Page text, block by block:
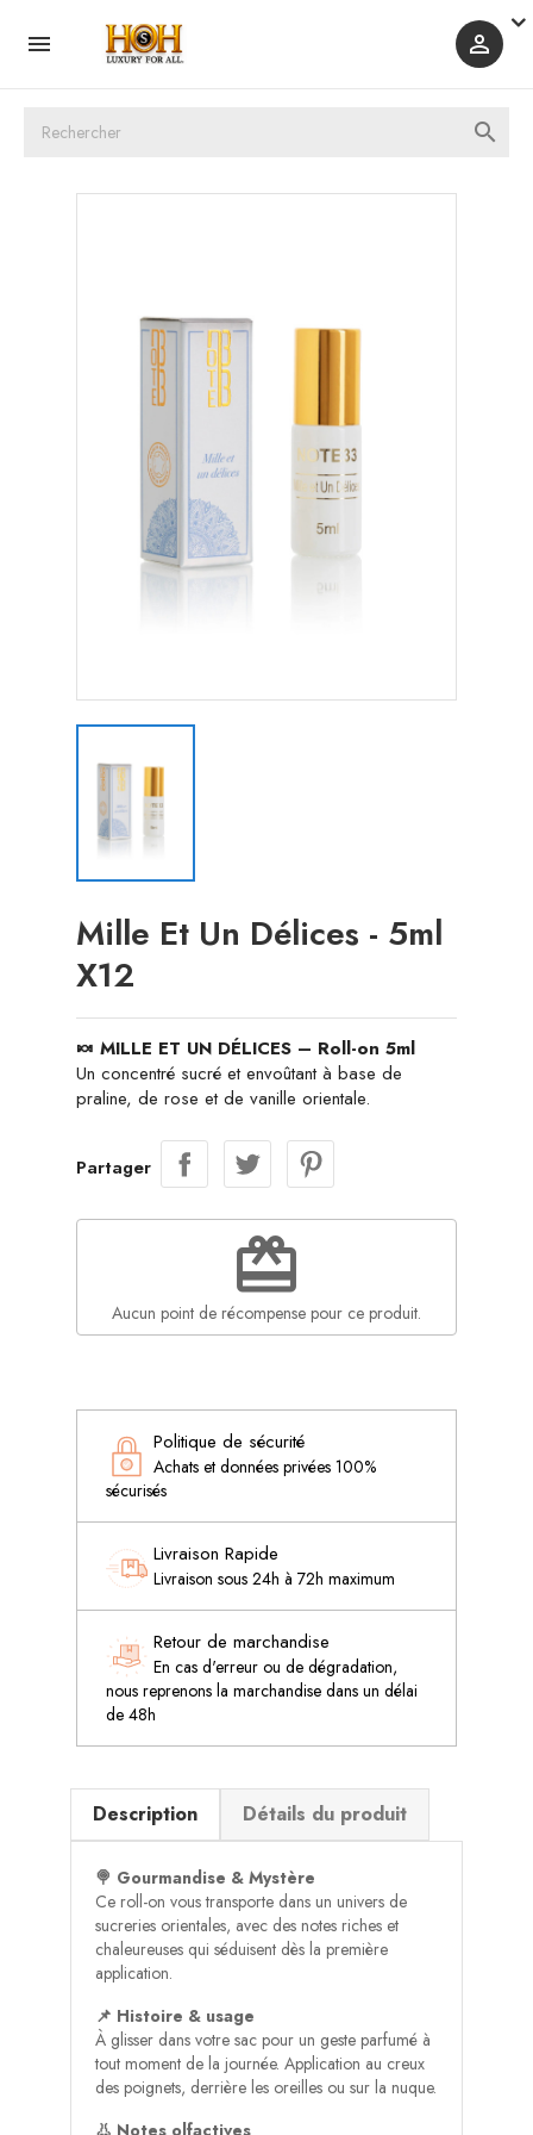
 

Mille Et Un Délices - 5ml
X12
🍬 MILLE ET UN DÉLICES – Roll-on 5ml
Un concentré sucré et envoûtant à base de
praline, de rose et de vanille orientale.
Partager
redeem
Aucun point de récompense pour ce produit.
Politique de sécurité
Achats et données privées 100%
sécurisés
Livraison Rapide
Livraison sous 24h à 72h maximum
Retour de marchandise
En cas d'erreur ou de dégradation,
nous reprenons la marchandise dans un délai
de 48h
Description Détails du produit
🍭 Gourmandise & Mystère
Ce roll-on vous transporte dans un univers de
sucreries orientales, avec des notes riches et
chaleureuses qui séduisent dès la première
application.
📌 Histoire & usage
À glisser dans votre sac pour un geste parfumé à
tout moment de la journée. Application au creux
des poignets, derrière les oreilles ou sur la nuque.